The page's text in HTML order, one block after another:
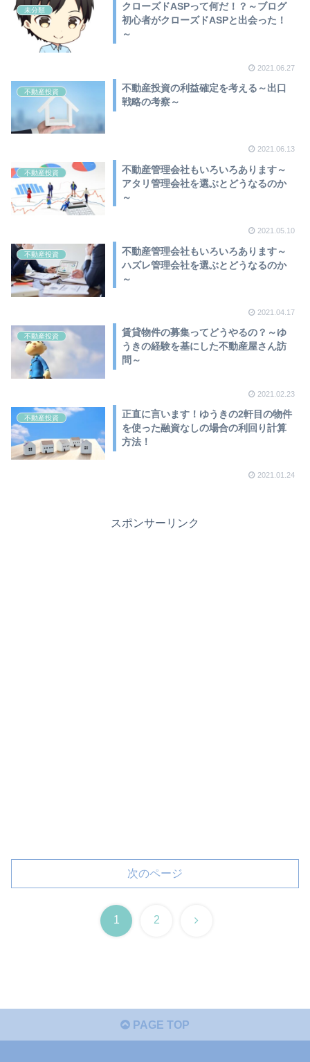
未分類
クローズドASPって何だ！？～ブログ
初心者がクローズドASPと出会った！
～
2021.06.27
不動産投資
不動産投資の利益確定を考える～出口
戦略の考察～
2021.06.13
不動産投資
不動産管理会社もいろいろあります～
アタリ管理会社を選ぶとどうなるのか
～
2021.05.10
不動産投資
不動産管理会社もいろいろあります～
ハズレ管理会社を選ぶとどうなるのか
～
2021.04.17
不動産投資
賃貸物件の募集ってどうやるの？～ゆ
うきの経験を基にした不動産屋さん訪
問～
2021.02.23
不動産投資
正直に言います！ゆうきの2軒目の物件
を使った融資なしの場合の利回り計算
方法！
2021.01.24
スポンサーリンク
次のページ
1 2 次
PAGE TOP